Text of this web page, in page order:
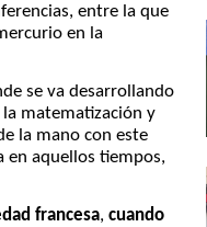
entre la que
en la
se va desarrollando
matematización y
la mano con este
aquellos tiempos,
francesa,cuando